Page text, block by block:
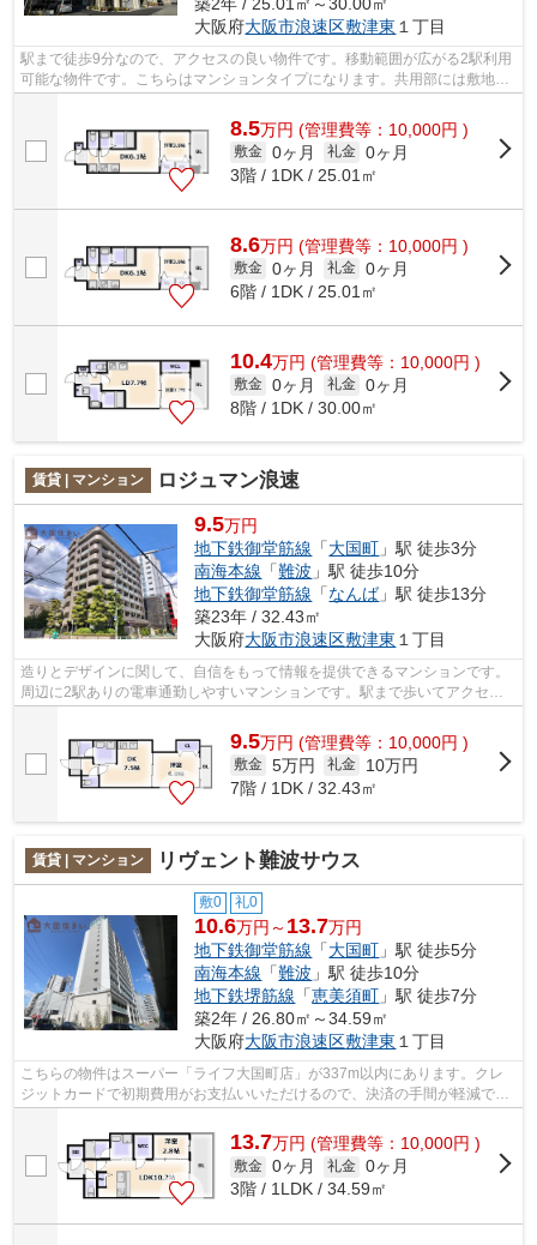
築2年 / 25.01㎡～30.00㎡
大阪府大阪市浪速区敷津東 １丁目
駅まで徒歩9分なので、アクセスの良い物件です。移動範囲が広がる2駅利用
可能な物件です。こちらはマンションタイプになります。共用部には敷地内
8.5万円 (管理費等：10,000円 )
敷金 0ヶ月 礼金 0ヶ月
3階 / 1DK / 25.01㎡
8.6万円 (管理費等：10,000円 )
敷金 0ヶ月 礼金 0ヶ月
6階 / 1DK / 25.01㎡
10.4万円 (管理費等：10,000円 )
敷金 0ヶ月 礼金 0ヶ月
8階 / 1DK / 30.00㎡
賃貸 | マンション ロジュマン浪速
9.5万円
地下鉄御堂筋線 「大国町 」駅 徒歩3分
南海本線 「難波 」駅 徒歩10分
地下鉄御堂筋線 「なんば」駅 徒歩13分
築23年 / 32.43㎡
大阪府大阪市浪速区敷津東 １丁目
造りとデザインに関して、自信をもって情報を提供できるマンションです。
周辺に2駅ありの電車通勤しやすいマンションです。駅まで歩いてアクセス
9.5万円 (管理費等：10,000円 )
敷金 5万円 礼金
10万円
7階 / 1DK / 32.43㎡
賃貸 | マンション リヴェント難波サウス
敷0 礼0
10.6万円～ 13.7万円
地下鉄御堂筋線 「大国町 」駅 徒歩5分
南海本線 「難波 」駅 徒歩10分
地下鉄堺筋線 「恵美須町 」駅 徒歩7分
築2年 / 26.80㎡～34.59㎡
大阪府大阪市浪速区敷津東 １丁目
こちらの物件はスーパー「ライフ大国町店」が337m以内にあります。クレ
ジットカードで初期費用がお支払いいただけるので、決済の手間が軽減でき
ます。2駅利用できる場所にあり、アクセ...
13.7万円 (管理費等：10,000円 )
敷金 0ヶ月 礼金 0ヶ月
3階 / 1LDK / 34.59㎡